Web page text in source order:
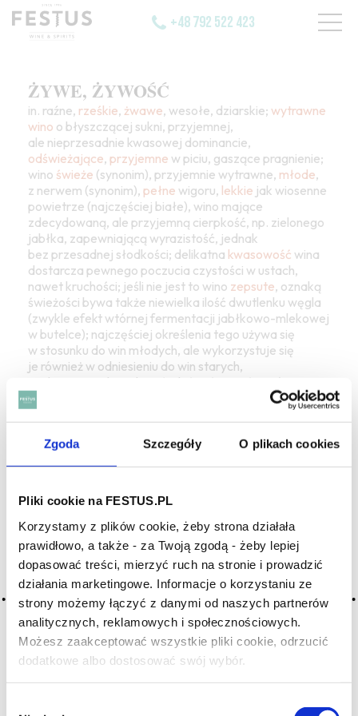
Zgoda Szczegóły O plikach cookies
Pliki cookie na FESTUS.PL
Korzystamy z plików cookie, żeby strona działała
prawidłowo, a także - za Twoją zgodą - żeby lepiej
dopasować treści, mierzyć ruch na stronie i prowadzić
działania marketingowe. Informacje o korzystaniu ze
strony możemy łączyć z danymi od naszych partnerów
analitycznych, reklamowych i społecznościowych.
Możesz zaakceptować wszystkie pliki cookie, odrzucić
dodatkowe albo dostosować swój wybór.
Czy masz ukończone 18 lat?
+48 792 522 423
ŻYWE, ŻYWOŚĆ
in. raźne, rześkie, żwawe, wesołe, dziarskie; wytrawne
wino o błyszczącej sukni, przyjemnej,
ale nieprzesadnie kwasowej dominancie,
odświeżające, przyjemne w piciu, gaszące pragnienie;
wino świeże (synonim), przyjemnie wytrawne, młode,
z nerwem (synonim), pełne wigoru, lekkie jak wiosenne
powietrze (najczęściej białe), wino mające
zdecydowaną, ale przyjemną cierpkość, np. zielonego
jabłka, zapewniającą wyrazistość, jednak
bez przesadnej słodkości; delikatna kwasowość wina
dostarcza pewnego poczucia czystości w ustach,
nawet kruchości; jeśli nie jest to wino zepsute, oznaką
świeżości bywa także niewielka ilość dwutlenku węgla
(zwykle efekt wtórnej fermentacji jabłkowo-mlekowej
w butelce); najczęściej określenia tego używa się
w stosunku do win młodych, ale wykorzystuje się
je również w odniesieniu do win starych,
zachowujących cechy młodości i świeżości: wówczas
ż. jest oznaką wysokiej jakości dojrzałego wina;
przykładem ż. wina jest np. muscadet de Sevres
do błyszczącego, czystego, przyjemnego koloru wina;
frizzante; pétillant;
SZUKAJ W SŁOWNIKU
HASŁA ALFABETYCZNIE:
WYBIERZ LITERĘ ALFABETU PONIŻEJ: